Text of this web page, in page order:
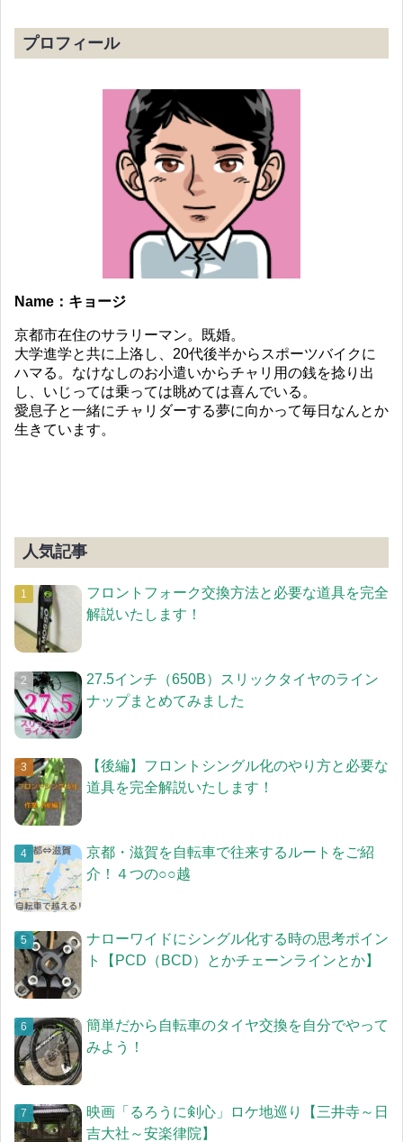
プロフィール
Name：キョージ
京都市在住のサラリーマン。既婚。
大学進学と共に上洛し、20代後半からスポーツバイクに
ハマる。なけなしのお小遣いからチャリ用の銭を捻り出
し、いじっては乗っては眺めては喜んでいる。
愛息子と一緒にチャリダーする夢に向かって毎日なんとか
生きています。
人気記事
フロントフォーク交換方法と必要な道具を完全
解説いたします！
27.5インチ（650B）スリックタイヤのライン
ナップまとめてみました
【後編】フロントシングル化のやり方と必要な
道具を完全解説いたします！
京都・滋賀を自転車で往来するルートをご紹
介！４つの○○越
ナローワイドにシングル化する時の思考ポイン
ト【PCD（BCD）とかチェーンラインとか】
簡単だから自転車のタイヤ交換を自分でやって
みよう！
映画「るろうに剣心」ロケ地巡り【三井寺～日
吉大社～安楽律院】